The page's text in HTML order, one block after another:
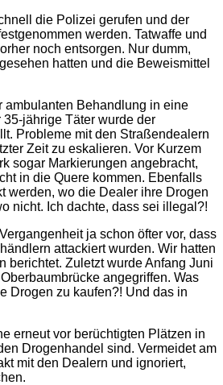
die Polizei gerufen und der
werden. Tatwaffe und
noch entsorgen. Nur dumm,
hatten und die Beweismittel
ambulanten Behandlung in eine
jährige Täter wurde der
Probleme mit den Straßendealern
Zeit zu eskalieren. Vor Kurzem
sogar Markierungen angebracht,
in die Quere kommen. Ebenfalls
werden, wo die Dealer ihre Drogen
nicht. Ich dachte, dass sei illegal?!
ja schon öfter vor, dass
attackiert wurden. Wir hatten
berichtet. Zuletzt wurde Anfang Juni
angegriffen. Was
Drogen zu kaufen?! Und das in
erneut vor berüchtigten Plätzen in
Drogenhandel sind. Vermeidet am
mit den Dealern und ignoriert,